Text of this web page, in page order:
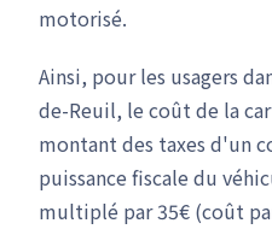
motorisé.
Ainsi, pour les usagers
de-Reuil, le coût de la
montant des taxes d'un
puissance fiscale du
multiplé par 35€ (coût